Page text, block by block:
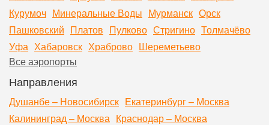
Курумоч Минеральные Воды Мурманск Орск
Пашковский Платов Пулково Стригино Толмачёво
Уфа Хабаровск Храброво Шереметьево
Все аэропорты
Направления
Душанбе – Новосибирск Екатеринбург – Москва
Калининград – Москва Краснодар – Москва